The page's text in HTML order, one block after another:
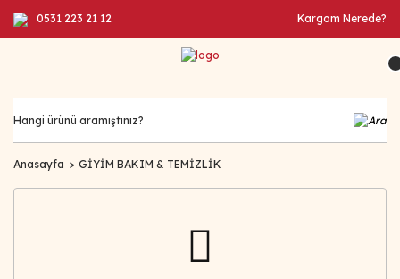
0531 223 21 12 Kargom Nerede?
Anasayfa GİYİM BAKIM & TEMİZLİK